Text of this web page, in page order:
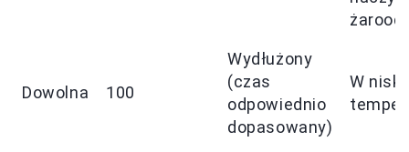
Dowolna 100
Wydłużony
(czas
odpowiednio
dopasowany)
W